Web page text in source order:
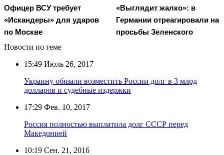
Офицер ВСУ требует
«Искандеры» для ударов
по Москве
«Выглядит жалко»: в
Германии отреагировали на
просьбы Зеленского
Новости по теме
15:49 Июль 26, 2017
Украину обязали возместить России долг в 3 млрд
долларов и судебные издержки
17:29 Фев. 10, 2017
Россия полностью выплатила долг СССР перед
Македонией
10:19 Сен. 21, 2016